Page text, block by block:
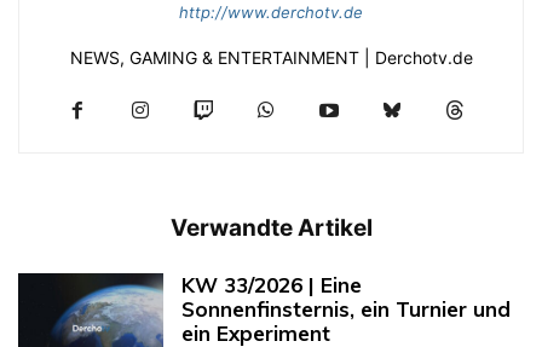
http://www.derchotv.de
NEWS, GAMING & ENTERTAINMENT | Derchotv.de
Verwandte Artikel
KW 33/2026 | Eine
Sonnenfinsternis, ein Turnier und
ein Experiment